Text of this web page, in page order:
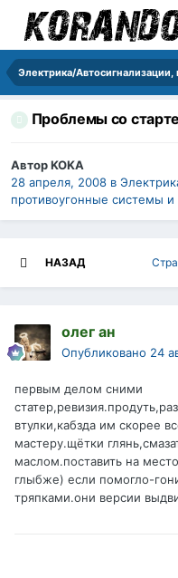
Проблемы со
АвторKOKA
28 апреля, 2008 в
противоугонные системы и
НАЗАД
олег ан
Опубликовано 24
первым делом сними
втулки,кабзда им скорее
мастеру.щётки
маслом.поставить на
глыбже) если помогло-
тряпками.они версии